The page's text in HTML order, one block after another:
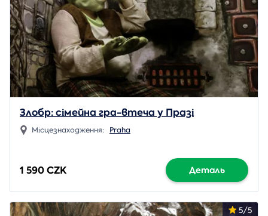
Злобр: сімейна гра-втеча у Празі
Місцезнаходження: Praha
1 590 CZK Деталь
5/5